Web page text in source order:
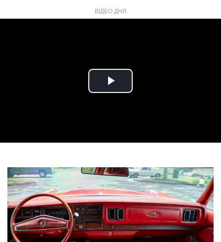
ВІДЕО ДНЯ
Play